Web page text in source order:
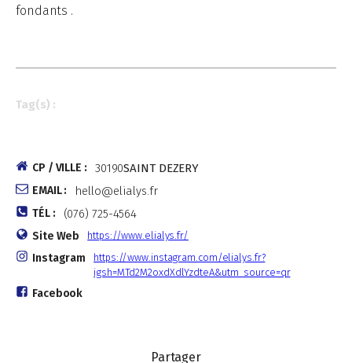
fondants .
Tag(s) :
CP / VILLE : 30190SAINT DEZERY
EMAIL : hello@elialys.fr
TÉL : (076) 725-4564
Site Web https://www.elialys.fr/
Instagram
https://www.instagram.com/elialys.fr?
igsh=MTd2M2oxdXdlYzdteA&utm_source=qr
Facebook
Partager